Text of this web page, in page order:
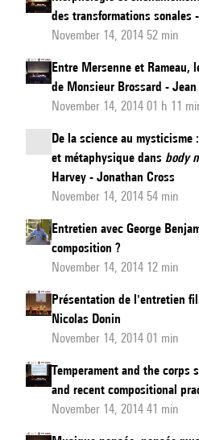
des transformations sonales
November 14, 2014 52 min
Entre Mersenne et Rameau,
de Monsieur Brossard - Jean
November 14, 2014 01 h 11
De la science au mysticisme
et métaphysique dans body
Harvey - Jonathan Cross
November 14, 2014 54 min
Entretien avec George
composition ?
November 14, 2014 12 min
Présentation de l'entretien
Nicolas Donin
November 14, 2014 01 min
Temperament and the corps
and recent compositional
November 14, 2014 41 min